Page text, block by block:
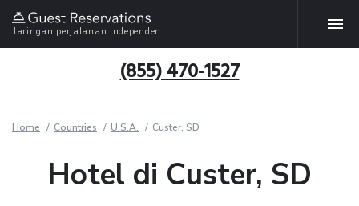
Jaringan perjalanan independen
(855) 470-1527
Home Countries U.S.A. Custer, SD
Hotel di Custer, SD